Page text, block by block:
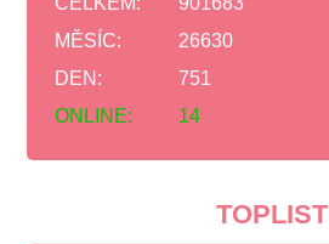
ONLINE: 14
MĚSÍC:
26630
DEN:
751
TOPLIST